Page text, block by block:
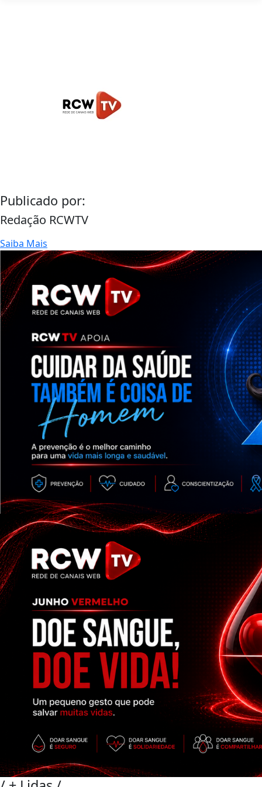
Publicado por:
Redação RCWTV
Saiba Mais